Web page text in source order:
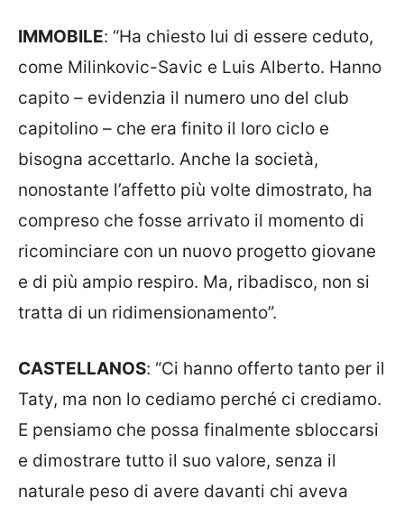
IMMOBILE: “Ha chiesto lui di essere ceduto,
come Milinkovic-Savic e Luis Alberto. Hanno
capito – evidenzia il numero uno del club
capitolino – che era finito il loro ciclo e
bisogna accettarlo. Anche la società,
nonostante l’affetto più volte dimostrato, ha
compreso che fosse arrivato il momento di
ricominciare con un nuovo progetto giovane
e di più ampio respiro. Ma, ribadisco, non si
tratta di un ridimensionamento”.
CASTELLANOS: “Ci hanno offerto tanto per il
Taty, ma non lo cediamo perché ci crediamo.
E pensiamo che possa finalmente sbloccarsi
e dimostrare tutto il suo valore, senza il
naturale peso di avere davanti chi aveva